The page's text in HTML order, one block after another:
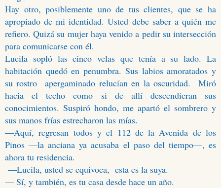
Hay otro, posiblemente uno de tus clientes, que se ha
apropiado de mi identidad. Usted debe saber a quién me
refiero. Quizá su mujer haya venido a pedir su intersección
para comunicarse con él.
Lucila sopló las cinco velas que tenía a su lado. La
habitación quedó en penumbra. Sus labios amoratados y
su rostro
apergaminado relucían en la oscuridad.
Miró
hacia el techo como si de allí descendieran sus
conocimientos. Suspiró hondo, me apartó el sombrero y
sus manos frías estrecharon las mías.
—Aquí, regresan todos y el 112 de la Avenida de los
Pinos —la anciana ya acusaba el paso del tiempo—, es
ahora tu residencia.
—Lucila, usted se equivoca, esta es la suya.
— Sí, y también, es tu casa desde hace un año.